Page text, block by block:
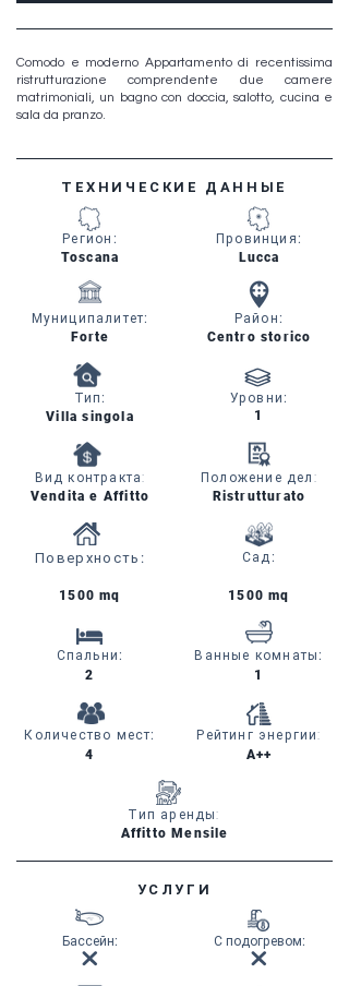
Comodo e moderno Appartamento di recentissima
ristrutturazione comprendente due camere
matrimoniali, un bagno con doccia, salotto, cucina e
sala da pranzo.
ТЕХНИЧЕСКИЕ ДАННЫЕ
Регион :
Toscana
Lucca
Провинция:
Муниципалитет:
Forte
Район:
Centro storico
Тип:
Villa singola
Вид контракта:
Vendita e Affitto
Уровни:
1
Положение дел:
Ristrutturato
Поверхность : Сад:
1500 mq
Спальни:
2
Количество мест:
4
1500 mq
Ванные комнаты:
1
Рейтинг энергии:
A++
Тип аренды:
Affitto Mensile
УСЛУГИ
Бассейн: С подогревом: